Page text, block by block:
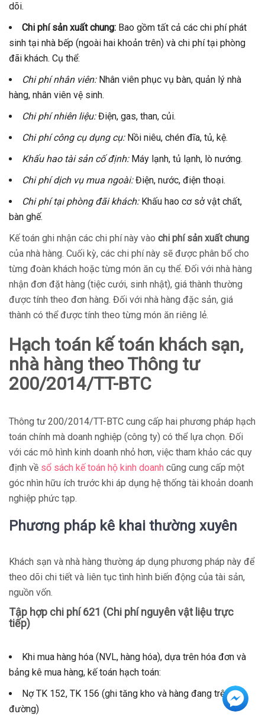
dõi.
Chi phí sản xuất chung: Bao gồm tất cả các chi phí phát
sinh tại nhà bếp (ngoài hai khoản trên) và chi phí tại phòng
đãi khách. Cụ thể:
Chi phí nhân viên:Nhân viên phục vụ bàn, quản lý nhà
hàng, nhân viên vệ sinh.
Chi phí nhiên liệu:Điện, gas, than, củi.
Chi phí công cụ dụng cụ:Nồi niêu, chén đĩa, tủ, kệ.
Khấu hao tài sản cố định:Máy lạnh, tủ lạnh, lò nướng.
Chi phí dịch vụ mua ngoài:Điện, nước, điện thoại.
Chi phí tại phòng đãi khách:Khấu hao cơ sở vật chất,
bàn ghế.
Kế toán ghi nhận các chi phí này vào chi phí sản xuất chung
của nhà hàng. Cuối kỳ, các chi phí này sẽ được phân bổ cho
từng đoàn khách hoặc từng món ăn cụ thể. Đối với nhà hàng
nhận đơn đặt hàng (tiệc cưới, sinh nhật), giá thành thường
được tính theo đơn hàng. Đối với nhà hàng đặc sản, giá
thành có thể được tính theo từng món ăn riêng lẻ.
Hạch toán kế toán khách sạn,
nhà hàng theo Thông tư
200/2014/TT-BTC
Thông tư 200/2014/TT-BTC cung cấp hai phương pháp hạch
toán chính mà doanh nghiệp (công ty) có thể lựa chọn. Đối
với các mô hình kinh doanh nhỏ hơn, việc tham khảo các quy
định về sổ sách kế toán hộ kinh doanh cũng cung cấp một
góc nhìn hữu ích trước khi áp dụng hệ thống tài khoản doanh
nghiệp phức tạp.
Phương pháp kê khai thường xuyên
Khách sạn và nhà hàng thường áp dụng phương pháp này để
theo dõi chi tiết và liên tục tình hình biến động của tài sản,
nguồn vốn.
Tập hợp chi phí 621 (Chi phí nguyên vật liệu trực
tiếp)
Khi mua hàng hóa (NVL, hàng hóa), dựa trên hóa đơn và
bảng kê mua hàng, kế toán hạch toán:
Nợ TK 152, TK 156 (ghi tăng kho và hàng đang trên
đường)